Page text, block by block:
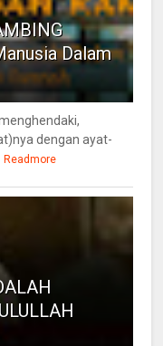
Dalam
dengan ayat-
Readmore